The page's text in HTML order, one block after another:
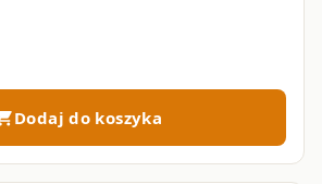
bez blokowania potu • 65 g
Dodaj do koszyka